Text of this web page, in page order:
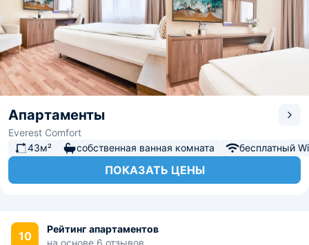
Апартаменты
Everest Comfort
43м²
собственная ванная комната бесплатный
ПОКАЗАТЬ ЦЕНЫ
10
Рейтинг апартаментов
на основе 6 отзывов